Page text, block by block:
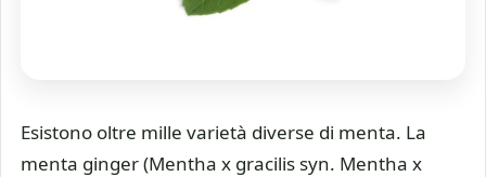
Esistono oltre mille varietà diverse di menta. La
menta ginger (Mentha x gracilis syn. Mentha x